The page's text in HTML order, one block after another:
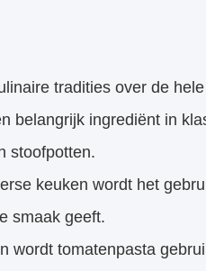
tradities over de
belangrijk ingrediënt in
stoofpotten.
keuken wordt het
smaak geeft.
wordt tomatenpasta